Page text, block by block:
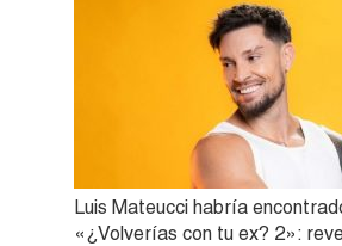
Luis Mateucci habría
«¿Volverías con tu ex? 2»: